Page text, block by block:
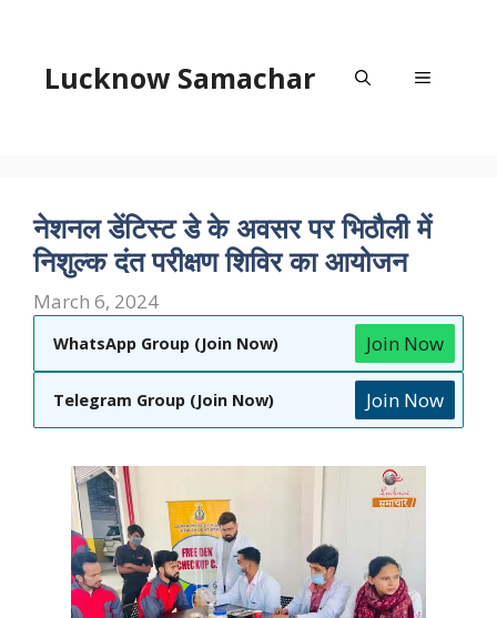
contentLucknow Samachar Menu
नेशनल डेंटिस्ट डे के अवसर पर भिठौली में
निशुल्क दंत परीक्षण शिविर का आयोजन
March 6, 2024
WhatsApp Group (Join Now) Join Now
Telegram Group (Join Now) Join Now